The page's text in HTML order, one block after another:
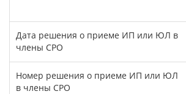
Дата решения о приеме ИП или ЮЛ в
члены СРО
Номер решения о приеме ИП или ЮЛ
в члены СРО